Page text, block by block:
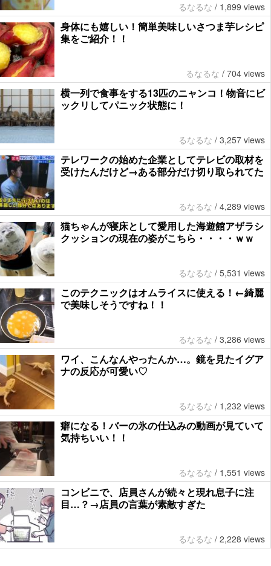
るなるな / 1,899 views
身体にも嬉しい！簡単美味しいさつま芋レシピ
集をご紹介！！
るなるな / 704 views
横一列で食事をする13匹のニャンコ！物音にビ
ックリしてパニック状態に！
るなるな / 3,257 views
テレワークの始めた企業としてテレビの取材を
受けたんだけど→ある部分だけ切り取られてた
るなるな / 4,289 views
猫ちゃんが寝床として愛用した海遊館アザラシ
クッションの現在の姿がこちら・・・・ｗｗ
るなるな / 5,531 views
このテクニックはオムライスに使える！←綺麗
で美味しそうですね！！
るなるな / 3,286 views
ワイ、こんなんやったんか…。鏡を見たイグア
ナの反応が可愛い♡
るなるな / 1,232 views
癖になる！バーの氷の仕込みの動画が見ていて
気持ちいい！！
るなるな / 1,551 views
コンビニで、店員さんが続々と現れ息子に注
目…？→店員の言葉が素敵すぎた
るなるな / 2,228 views